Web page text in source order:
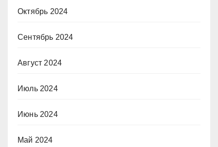
Октябрь 2024
Сентябрь 2024
Август 2024
Июль 2024
Июнь 2024
Май 2024